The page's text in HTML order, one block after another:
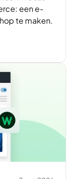
een e-
te maken.